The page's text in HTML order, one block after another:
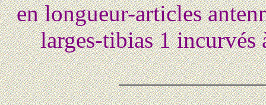
en longueur-articles
larges-tibias 1 incurvés